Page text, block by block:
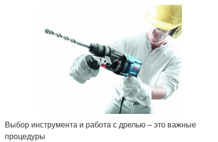
Выбор инструмента и работа с дрелью – это важные
процедуры